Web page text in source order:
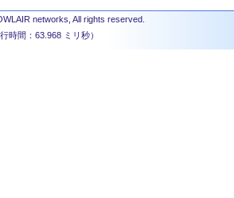
networks, All rights reserved.
時間：63.968 ミリ秒）